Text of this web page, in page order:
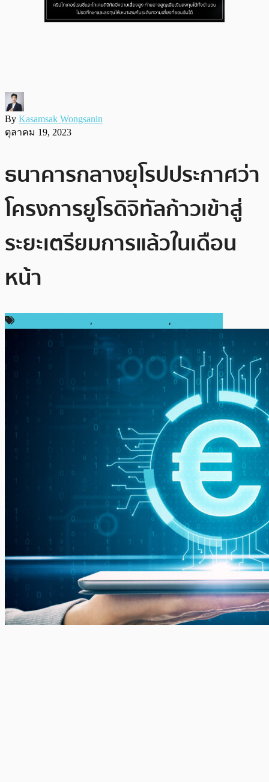
By Kasamsak Wongsanin
ตุลาคม 19, 2023
ธนาคารกลางยุโรปประกาศว่า
โครงการยูโรดิจิทัลก้าวเข้าสู่
ระยะเตรียมการแล้วในเดือน
หน้า
, ,